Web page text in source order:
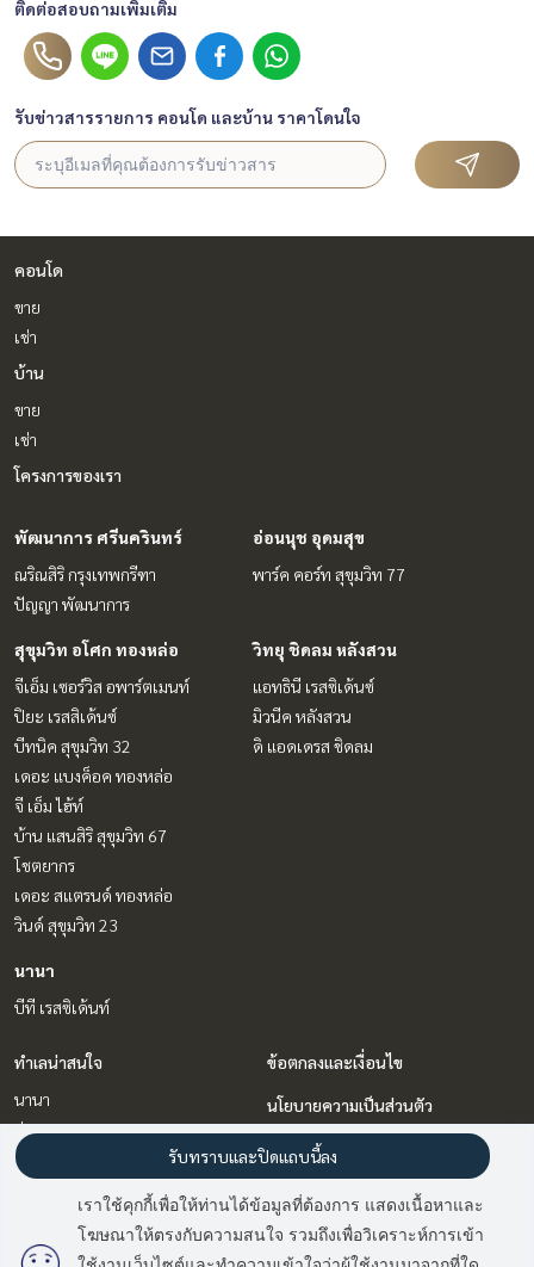
ติดต่อสอบถามเพิ่มเติม
รับข่าวสารรายการ คอนโด และบ้าน ราคาโดนใจ
คอนโด
ขาย
เช่า
บ้าน
ขาย
เช่า
โครงการของเรา
พัฒนาการ ศรีนครินทร์
ณริณสิริ กรุงเทพกรีฑา
ปัญญา พัฒนาการ
อ่อนนุช อุดมสุข
พาร์ค คอร์ท สุขุมวิท 77
สุขุมวิท อโศก ทองหล่อ
จีเอ็ม เซอร์วิส อพาร์ตเมนท์
ปิยะ เรสสิเด้นซ์
บีทนิค สุขุมวิท 32
เดอะ แบงค็อค ทองหล่อ
จี เอ็ม ไฮ้ท์
บ้าน แสนสิริ สุขุมวิท 67
โชตยากร
เดอะ สแตรนด์ ทองหล่อ
วินด์ สุขุมวิท 23
วิทยุ ชิดลม หลังสวน
แอทธินี เรสซิเด้นซ์
มิวนีค หลังสวน
ดิ แอดเดรส ชิดลม
นานา
บีที เรสซิเด้นท์
ทำเลน่าสนใจ
นานา
อ่อนนุช อุดมสุข
วิทยุ ชิดลม หลังสวน
พัฒนาการ ศรีนครินทร์
สุขุมวิท อโศก ทองหล่อ
ข้อตกลงและเงื่อนไข
นโยบายความเป็นส่วนตัว
เกี่ยวกับเรา
วิธีการฝากขาย-เช่า
ติดต่อ
เราใช้คุกกี้เพื่อให้ท่านได้ข้อมูลที่ต้องการ แสดงเนื้อหาและ
โฆษณาให้ตรงกับความสนใจ รวมถึงเพื่อวิเคราะห์การเข้า
รับทราบและปิดแถบนี้ลง